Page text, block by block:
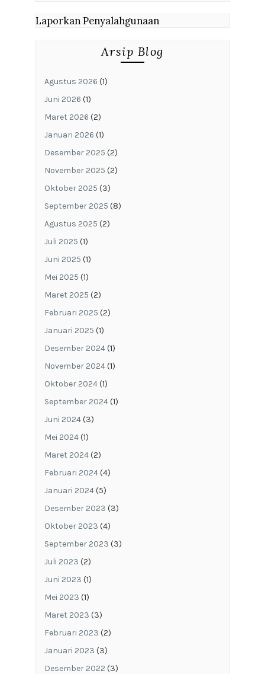
Laporkan Penyalahgunaan
Arsip Blog
Agustus 2026 (1)
Juni 2026 (1)
Maret 2026 (2)
Januari 2026 (1)
Desember 2025 (2)
November 2025 (2)
Oktober 2025 (3)
September 2025 (8)
Agustus 2025 (2)
Juli 2025 (1)
Juni 2025 (1)
Mei 2025 (1)
Maret 2025 (2)
Februari 2025 (2)
Januari 2025 (1)
Desember 2024(1)
November 2024(1)
Oktober 2024(1)
September 2024(1)
Juni 2024(3)
Mei 2024(1)
Maret 2024(2)
Februari 2024(4)
Januari 2024(5)
Desember 2023 (3)
Oktober 2023 (4)
September 2023 (3)
Juli 2023 (2)
Juni 2023 (1)
Mei 2023 (1)
Maret 2023 (3)
Februari 2023 (2)
Januari 2023 (3)
Desember 2022 (3)